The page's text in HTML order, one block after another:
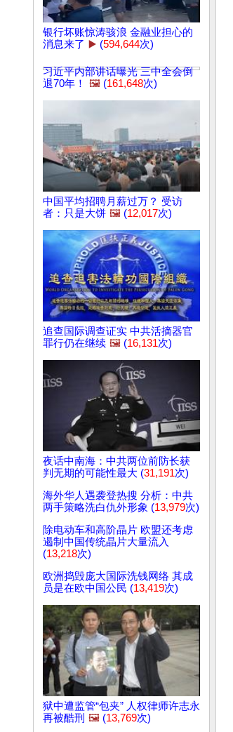
银行坏账惊涛骇浪 金融业担心的
消息来了 ▶️ (594,644次)
习近平内部讲话曝光 三中全会倒
退70年！
🖼️ (161,648次)
中国平均招聘月薪过万？ 受访
者：只是大饼 🖼️ (12,017次)
追查国际调查证实 中共活摘器官
罪行仍在继续 🖼️ (16,131次)
夜话中南海：中共两位前防长获
判无期的可能性最大 (31,191次)
海外华人遇袭登热搜 分析：中共
两手策略洗白仇外形象 (13,979次)
除电动车和高阶晶片 欧盟还考虑
遏制中国传统晶片大量流入
(13,218次)
欧洲捣毁庞大国际洗钱网络 其成
员是在欧中国公民 (13,419次)
狱中遭监管“包夹” 人权律师许志永
再被酷刑 🖼️ (13,769次)